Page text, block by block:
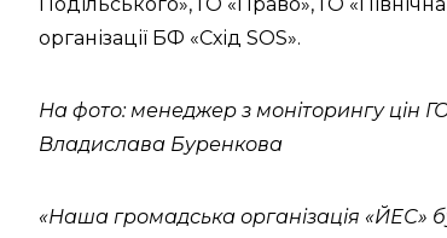
організації БФ «Схід SOS».
На фото: менеджер з моніторингу цін
Владислава Буренкова
«Наша громадська організація «ЙЕС»